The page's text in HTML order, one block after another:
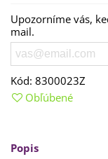
Upozorníme vás,
mail.
Kód: 8300023Z
Obľúbené
Popis